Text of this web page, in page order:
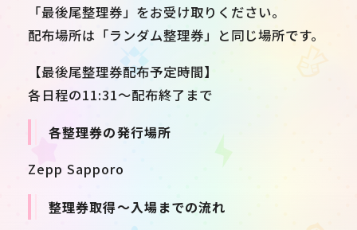
「最後尾整理券」をお受け取りください。
配布場所は「ランダム整理券」と同じ場所です。
【最後尾整理券配布予定時間】
各日程の11:31～配布終了まで
各整理券の発行場所
Zepp Sapporo
整理券取得～入場までの流れ